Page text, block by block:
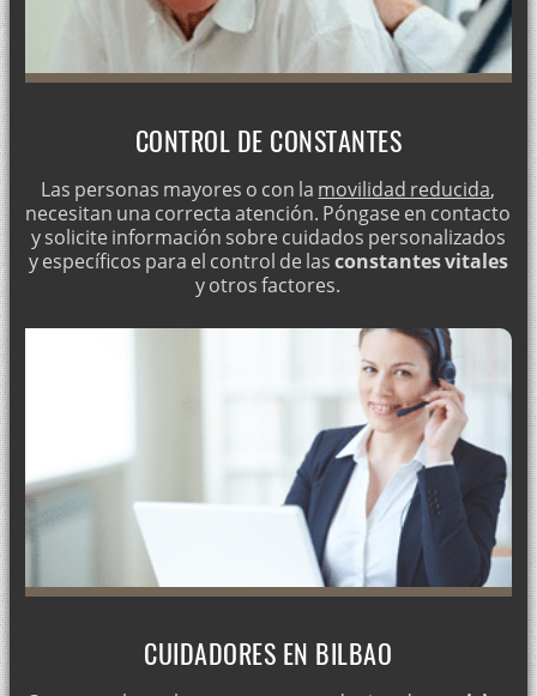
CONTROL DE CONSTANTES
Las personas mayores o con la movilidad reducida,
necesitan una correcta atención. Póngase en contacto
y solicite información sobre cuidados personalizados
y específicos para el control de lasconstantes vitales
y otros factores.
CUIDADORES EN BILBAO